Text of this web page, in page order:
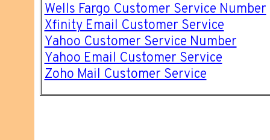
Wells Fargo Customer Service Number
Xfinity Email Customer Service
Yahoo Customer Service Number
Yahoo Email Customer Service
Zoho Mail Customer Service